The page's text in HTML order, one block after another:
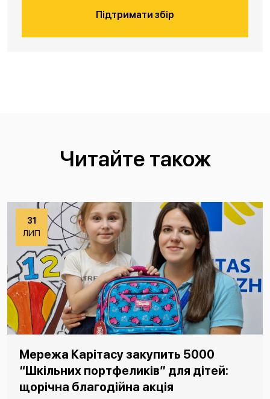
Підтримати збір
Читайте також
31
ЛИП
Мережа Карітасу закупить 5000
“Шкільних портфеликів” для дітей:
щорічна благодійна акція